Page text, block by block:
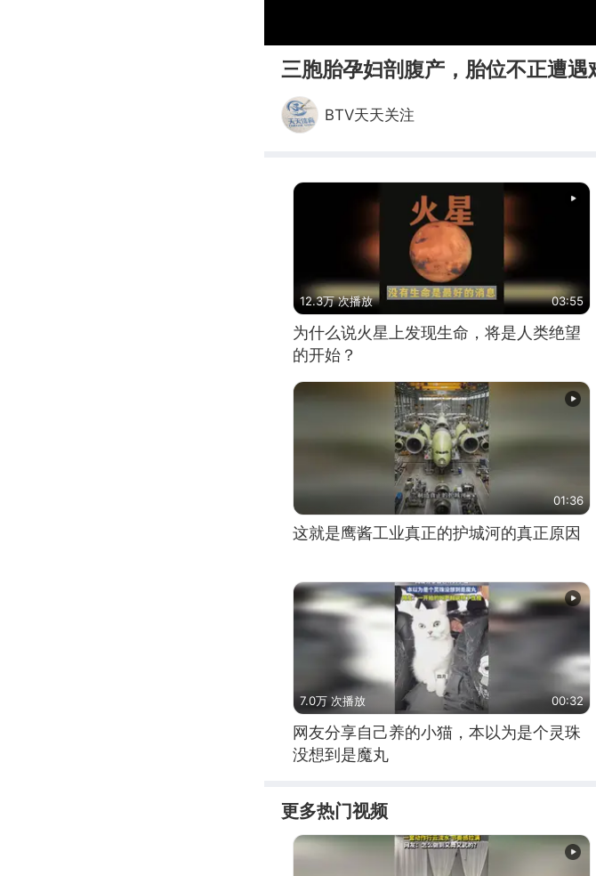
三胞胎孕妇剖腹产，胎位不正遭
BTV天天关注
12.3万 次播放 03:55
为什么说火星上发现生命，将是人类绝望
的开始？
01:36
这就是鹰酱工业真正的护城河的真正原因
7.0万 次播放 00:32
网友分享自己养的小猫，本以为是个灵珠
没想到是魔丸
更多热门视频